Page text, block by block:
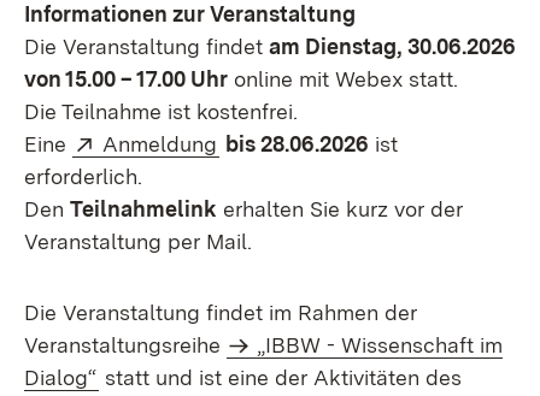
Informationen zur Veranstaltung
Die Veranstaltung findet am Dienstag, 30.06.2026
von 15.00 – 17.00 Uhr online mit Webex statt.
Die Teilnahme ist kostenfrei.
Eine
Extern:
Anmeldung (Öffnet in neuem Fenster)
bis 28.06.2026 ist
erforderlich.
Den Teilnahmelink erhalten Sie kurz vor der
Veranstaltung per Mail.
Die Veranstaltung findet im Rahmen der
Veranstaltungsreihe
„IBBW - Wissenschaft im
Dialog“ statt und ist eine der Aktivitäten des